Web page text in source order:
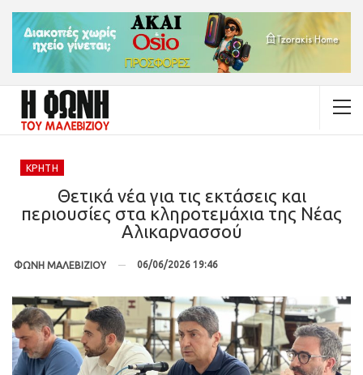
ΚΡΉΤΗ
Θετικά νέα για τις εκτάσεις και
περιουσίες στα κληροτεμάχια της Νέας
Αλικαρνασσού
ΦΩΝΗ ΜΑΛΕΒΙΖΙΟΥ 06/06/2026 19:46